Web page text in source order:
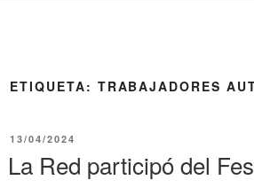
ETIQUETA: TRABAJADORES
PUBLICADO
13/04/2024
La Red participó del